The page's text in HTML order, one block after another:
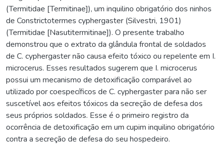
(Termitidae [Termitinae]), um inquilino obrigatório dos ninhos
de Constrictotermes cyphergaster (Silvestri, 1901)
(Termitidae [Nasutitermitinae]). O presente trabalho
demonstrou que o extrato da glândula frontal de soldados
de C. cyphergaster não causa efeito tóxico ou repelente em I.
microcerus. Esses resultados sugerem que I. microcerus
possui um mecanismo de detoxificação comparável ao
utilizado por coespecíficos de C. cyphergaster para não ser
suscetível aos efeitos tóxicos da secreção de defesa dos
seus próprios soldados. Esse é o primeiro registro da
ocorrência de detoxificação em um cupim inquilino obrigatório
contra a secreção de defesa do seu hospedeiro.